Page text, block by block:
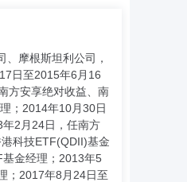
摩根斯坦利公司，
日至2015年6月16
方安享绝对收益、南
；2014年10月30日
2月24日，任南方
科技ETF(QDII)基金
金经理；2013年5
；2017年8月24日至